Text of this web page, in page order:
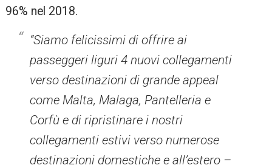
96% nel 2018.
“Siamo felicissimi di offrire ai
passeggeri liguri 4 nuovi collegamenti
verso destinazioni di grande appeal
come Malta, Malaga, Pantelleria e
Corfù e di ripristinare i nostri
collegamenti estivi verso numerose
destinazioni domestiche e all’estero –